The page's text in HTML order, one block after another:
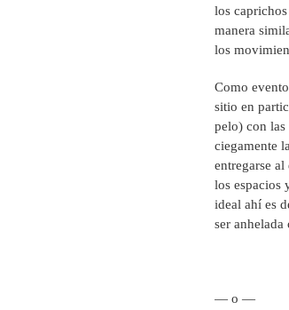
los
manera
los
Como
sitio en
pelo) con las
ciegamente
entregarse
los espacios
ideal ahí es
ser
— o —